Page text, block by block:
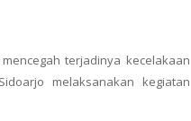
terjadinya kecelakaan
melaksanakan kegiatan